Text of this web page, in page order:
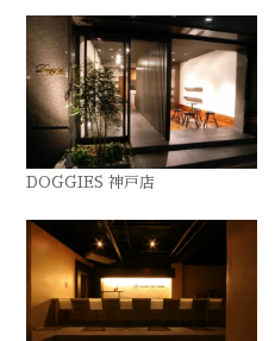
DOGGIES 神戸店